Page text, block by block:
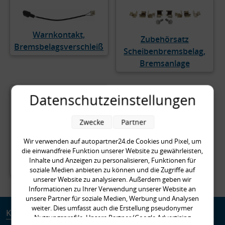
Warnkontakt,
Bremsbelagsverschleiß
Zubehörsatz
Scheibenbremsbelag,
Bremsanlage
Zubehörsatz,
Bremsbacken
Kundenservice Informationen
Datenschutzeinstellungen
Wir verwenden auf autopartner24.de Cookies und Pixel, um
die einwandfreie Funktion unserer Website zu gewährleisten,
Inhalte und Anzeigen zu personalisieren, Funktionen für
soziale Medien anbieten zu können und die Zugriffe auf
unserer Website zu analysieren. Außerdem geben wir
Informationen zu Ihrer Verwendung unserer Website an
unsere Partner für soziale Medien, Werbung und Analysen
weiter. Dies umfasst auch die Erstellung pseudonymer
Nutzungsprofile. Unsere Partner (Google Advertising
Zwecke Partner